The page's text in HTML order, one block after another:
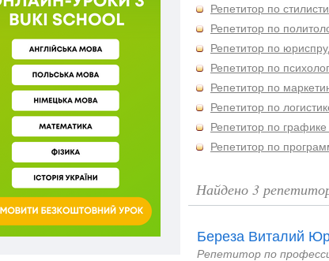
Репетитор по
Репетитор по
Репетитор по
Репетитор по
Репетитор по
Репетитор по
Репетитор по
Репетитор по
Найдено 3
Береза Виталий
Репетитор по